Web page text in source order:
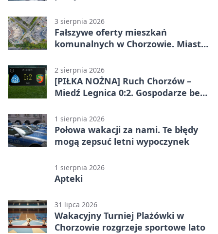
3 sierpnia 2026
Fałszywe oferty mieszkań
komunalnych w Chorzowie. Miasto
2 sierpnia 2026
[PIŁKA NOŻNA] Ruch Chorzów –
Miedź Legnica 0:2. Gospodarze bez
1 sierpnia 2026
Połowa wakacji za nami. Te błędy
mogą zepsuć letni wypoczynek
1 sierpnia 2026
Apteki
31 lipca 2026
Wakacyjny Turniej Plażówki w
Chorzowie rozgrzeje sportowe lato